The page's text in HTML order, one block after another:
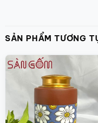
SẢN PHẨM TƯƠNG